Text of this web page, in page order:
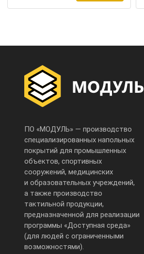
ПО «МОДУЛЬ» — производство
специализированных напольных
покрытий для промышленных
объектов, спортивных
сооружений, медицинских
и образовательных учреждений,
а также производство
тактильной продукции,
предназначенной для реализации
программы «Доступная среда»
(для людей с ограниченными
возможностями).